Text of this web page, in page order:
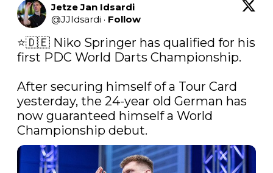
Jetze Jan Idsardi
@JJIdsardi · Follow
⭐🇩🇪 Niko Springer has qualified for his
first PDC World Darts Championship.
After securing himself of a Tour Card
yesterday, the 24-year old German has
now guaranteed himself a World
Championship debut.